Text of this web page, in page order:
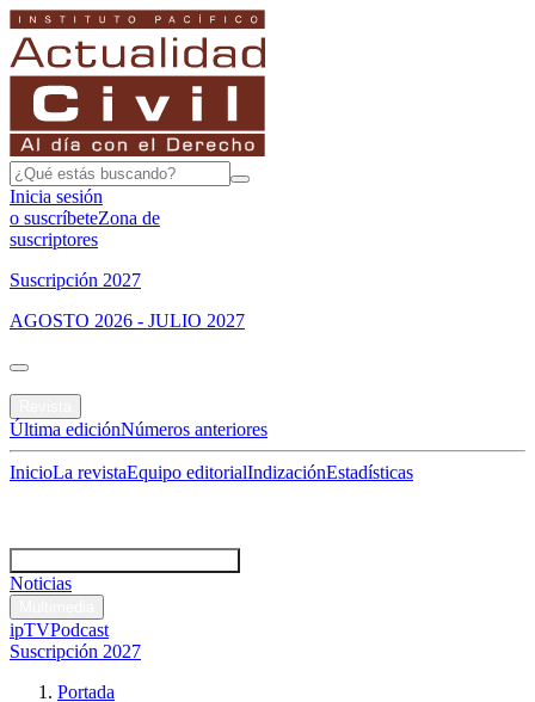
Inicia sesión
o suscríbeteZona de
suscriptores
Suscripción 2027
AGOSTO 2026 - JULIO 2027
Última ediciónNúmeros anteriores
InicioLa revistaEquipo editorialIndizaciónEstadísticas
Noticias
ipTVPodcast
Suscripción 2027
Portada